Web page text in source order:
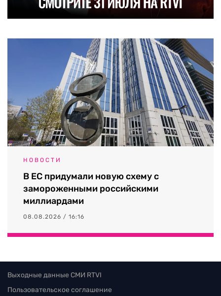
НОВОСТИ
В ЕС придумали новую схему с
замороженными российскими
миллиардами
08.08.2026 / 16:16
Выходные данные СМИ RTVI
Пользовательское соглашение